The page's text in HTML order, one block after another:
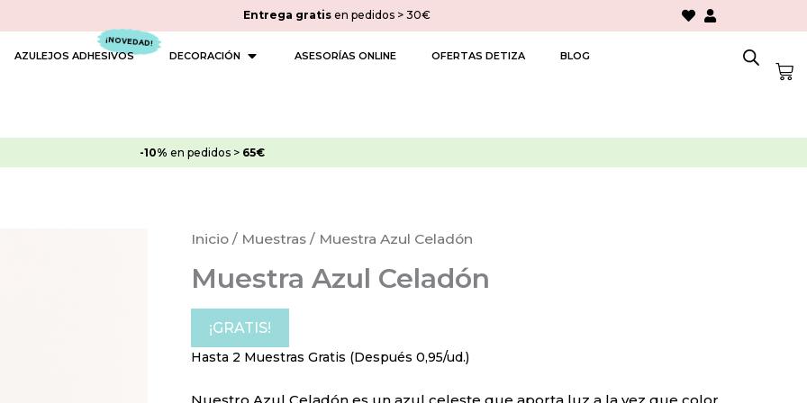
Entrega gratisen pedidos > 30€
PINTURAS
AZULEJOS ADHESIVOS DECORACIÓN OPEN DECORACIÓN
ASESORÍAS ONLINE OFERTAS DETIZA BLOG
-10% en pedidos > 65€
Inicio / Muestras / Muestra Azul Celadón
Muestra Azul Celadón
¡GRATIS!
Hasta 2 Muestras Gratis (Después 0,95/ud.)
Muestra
Celadón